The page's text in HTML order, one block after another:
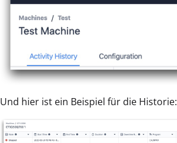
Und hier ist ein Beispiel für die Historie: